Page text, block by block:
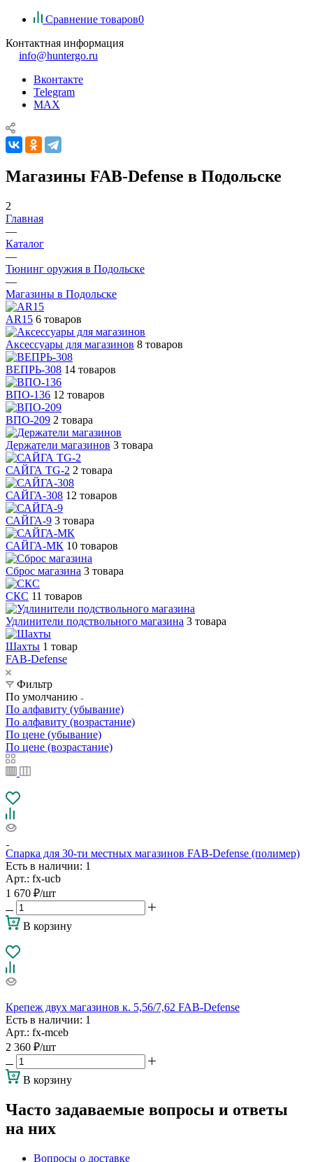
Сравнение товаров0
Контактная информация
info@huntergo.ru
Вконтакте
Telegram
MAX
Магазины FAB-Defense в Подольске
2
Главная
—
Каталог
—
Тюнинг оружия в Подольске
—
Магазины в Подольске
AR15 6 товаров
Аксессуары для магазинов 8 товаров
ВЕПРЬ-308 14 товаров
ВПО-136 12 товаров
ВПО-209 2 товара
Держатели магазинов 3 товара
САЙГА TG-2 2 товара
САЙГА-308 12 товаров
САЙГА-9 3 товара
САЙГА-МК 10 товаров
Сброс магазина 3 товара
СКС 11 товаров
Удлинители подствольного магазина 3 товара
Шахты 1 товар
FAB-Defense
Фильтр
По умолчанию
По алфавиту (убывание)
По алфавиту (возрастание)
По цене (убывание)
По цене (возрастание)
Спарка для 30-ти местных магазинов FAB-Defense (полимер)
Есть в наличии: 1
Арт.: fx-ucb
1 670 ₽/шт
В корзину
Крепеж двух магазинов к. 5,56/7,62 FAB-Defense
Есть в наличии: 1
Арт.: fx-mceb
2 360 ₽/шт
В корзину
Часто задаваемые вопросы и ответы
на них
Вопросы о доставке